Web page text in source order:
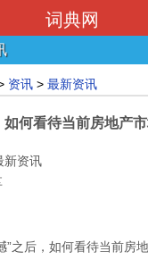
词典网
资讯 > 最新资讯
何看待当前房地产市
新资讯
”之后，如何看待当前房地